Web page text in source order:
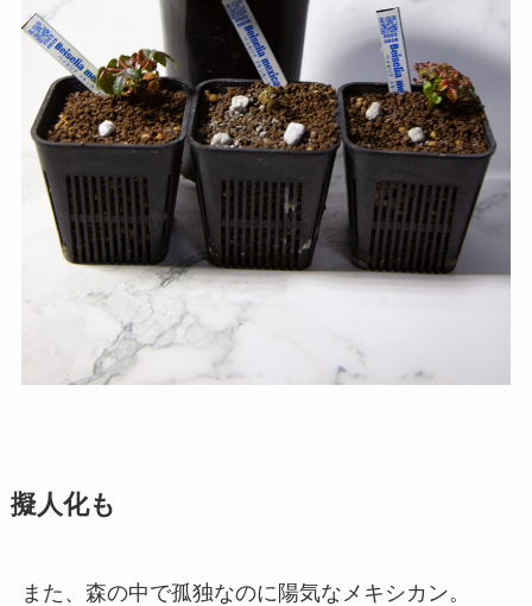
擬人化も
また、森の中で孤独なのに陽気なメキシカン。